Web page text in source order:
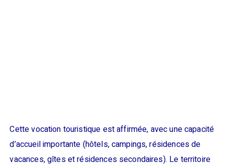
Cette vocation touristique est affirmée, avec une capacité
d’accueil importante (hôtels, campings, résidences de
vacances, gîtes et résidences secondaires). Le territoire